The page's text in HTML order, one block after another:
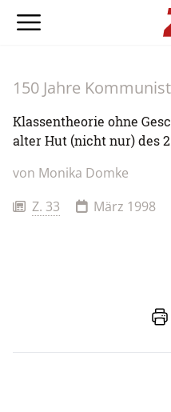
150 Jahre
Klassentheorie ohne
alter Hut (nicht nur) des
von Monika Domke
Z. 33
März 1998